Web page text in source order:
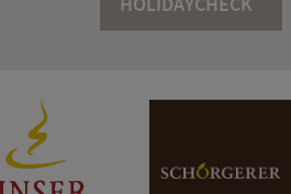
HOLIDAYCHECK